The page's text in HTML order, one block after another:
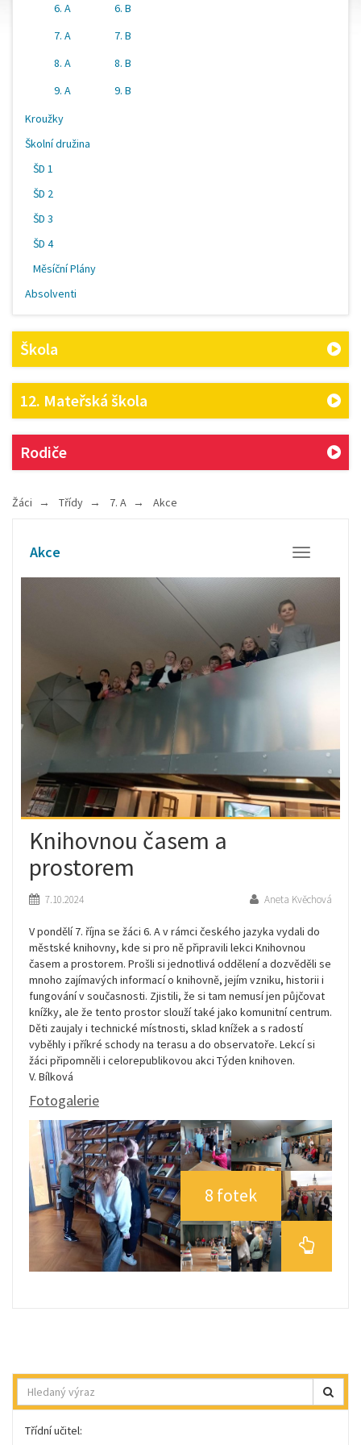
6. A
6. B
7. A
7. B
8. A
8. B
9. A
9. B
Kroužky
Školní družina
ŠD 1
ŠD 2
ŠD 3
ŠD 4
Měsíční Plány
Absolventi
Škola
12. Mateřská škola
Rodiče
Žáci Třídy 7. A Akce
Otevřít/
Akce
Knihovnou časem a
prostorem
Aneta Kvěchová
7.10.2024
V pondělí 7. října se žáci 6. A v rámci českého jazyka vydali do
městské knihovny, kde si pro ně připravili lekci Knihovnou
časem a prostorem. Prošli si jednotlivá oddělení a dozvěděli se
mnoho zajímavých informací o knihovně, jejím vzniku, historii i
fungování v současnosti. Zjistili, že si tam nemusí jen půjčovat
knížky, ale že tento prostor slouží také jako komunitní centrum.
Děti zaujaly i technické místnosti, sklad knížek a s radostí
vyběhly i příkré schody na terasu a do observatoře. Lekcí si
žáci připomněli i celorepublikovou akci Týden knihoven.
V. Bílková
Fotogalerie
8 fotek
Hledat
Třídní učitel: